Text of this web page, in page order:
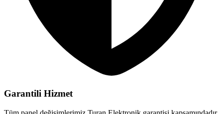
Garantili Hizmet